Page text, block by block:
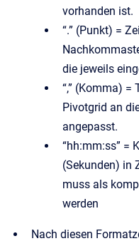
vorhanden ist.
“.” (Punkt) =
die jeweils
“,” (Komma) =
Pivotgrid an
angepasst.
“hh:mm:ss” =
(Sekunden) in
muss als
werden
Nach diesen